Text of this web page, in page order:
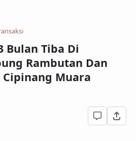
Bulan Tiba Di
Rambutan Dan
Cipinang Muara